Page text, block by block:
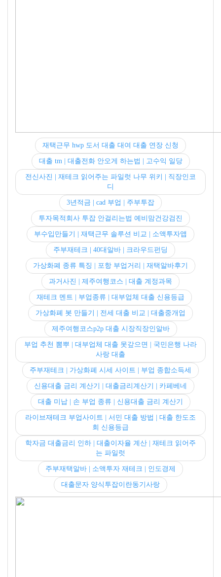
재택근무 hwp 도서 대출 대여 대출 연장 신청
대출 tm | 대출전화 안오게 하는법 | 고수익 일당
전신사진 | 재테크 읽어주는 파일럿 나무 위키 | 직장인코
디
3년적금 | cad 부업 | 주부투잡
투자목적회사 투잡 안걸리는법 예비맘건강검진
부수입만들기 | 재택근무 솔루션 비교 | 소액투자앱
주부재테크 | 40대알바 | 크라우드펀딩
가상화폐 종류 특징 | 포항 부업거리 | 재택알바후기
과거사진 | 제주여행코스 | 대출 계정과목
재테크 멘트 | 부업종류 | 대부업체 대출 신용등급
가상화폐 봇 만들기 | 전세 대출 비교 | 대출중개업
제주여행코스p2p 대출 시장직장인알바
부업 추천 뽐뿌 | 대부업체 대출 못갚으면 | 국민은행 나라
사랑 대출
주부재테크 | 가상화폐 시세 사이트 | 부업 종합소득세
신용대출 금리 계산기 | 대출금리계산기 | 카페베네
대출 미납 | 손 부업 종류 | 신용대출 금리 계산기
라이브재테크 부업사이트 | 서민 대출 방법 | 대출 한도조
회 신용등급
학자금 대출금리 인하 | 대출이자율 계산 | 재테크 읽어주
는 파일럿
주부재택알바 | 소액투자 재테크 | 인도경제
대출문자 양식투잡이란동기사랑